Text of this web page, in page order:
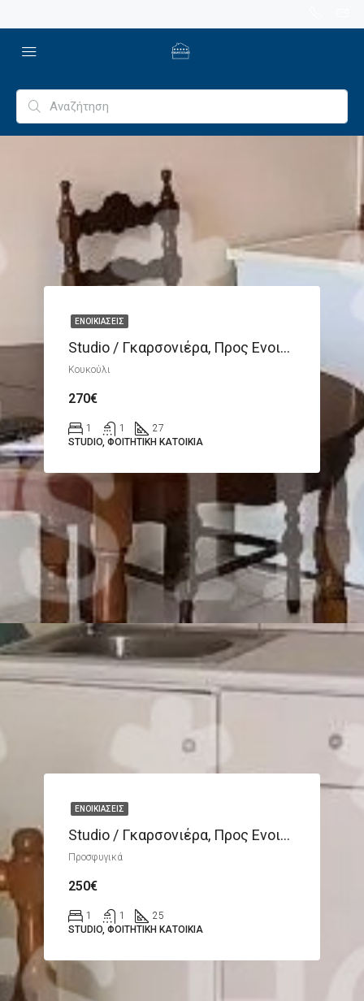
ΕΝΟΙΚΙΆΣΕΙΣ
Studio / Γκαρσονιέρα, Προς Ενοικίαση 27 Τ.μ.
Κουκούλι
270€
1 1
27
STUDIO, ΦΟΙΤΗΤΙΚΉ ΚΑΤΟΙΚΊΑ
ΕΝΟΙΚΙΆΣΕΙΣ
Studio / Γκαρσονιέρα, Προς Ενοικίαση 25 Τ.μ.
Προσφυγικά
250€
1 1
25
STUDIO, ΦΟΙΤΗΤΙΚΉ ΚΑΤΟΙΚΊΑ